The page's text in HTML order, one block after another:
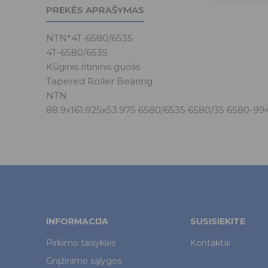
PREKĖS APRAŠYMAS
NTN*4T-6580/6535
4T-6580/6535
Kūginis ritininis guolis
Tapered Roller Bearing
NTN
88.9x161.925x53.975 6580/6535 6580/35 6580-
INFORMACIJA
Pirkimo taisyklės
Grąžinimo sąlygos
SUSISIEKITE
Kontaktai